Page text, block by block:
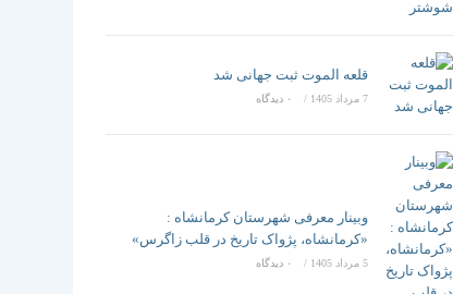
قلعه الموت ثبت جهانی شد
7 مرداد 1405 / ۰ دیدگاه
وبینار معرفی شهرستان کرمانشاه :
«کرمانشاه، پژواک تاریخ در قلب زاگرس»
5 مرداد 1405 / ۰ دیدگاه